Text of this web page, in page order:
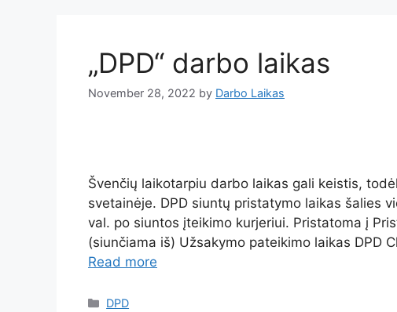
„DPD“ darbo laikas
November 28, 2022 by Darbo Laikas
Švenčių laikotarpiu darbo laikas gali keistis,
svetainėje. DPD siuntų pristatymo laikas šalies
val. po siuntos įteikimo kurjeriui. Pristatoma į
(siunčiama iš) Užsakymo pateikimo laikas DPD
Read more
DPD